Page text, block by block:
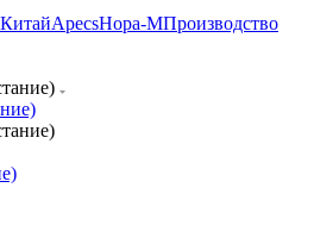
КитайApecsНора-МПроизводство